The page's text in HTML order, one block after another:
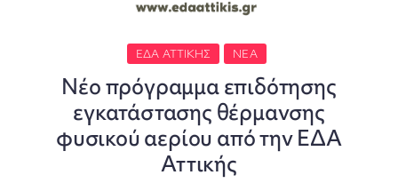
ΕΔΑ ΑΤΤΙΚΉΣ ΝΈΑ
Νέο πρόγραμμα επιδότησης
εγκατάστασης θέρμανσης
φυσικού αερίου από την ΕΔΑ
Αττικής